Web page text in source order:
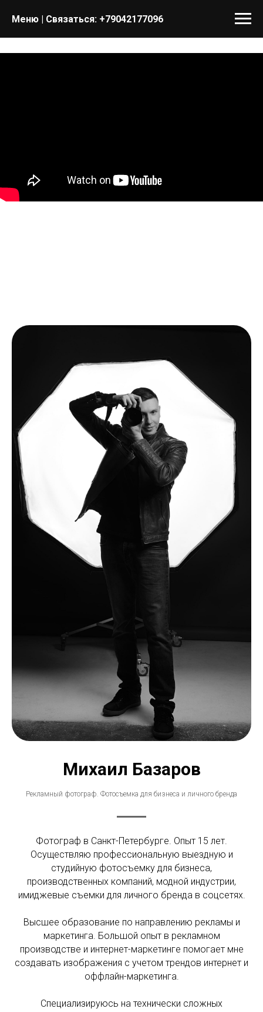
Меню | Связаться: +79042177096
Михаил Базаров
Рекламный фотограф. Фотосъемка для бизнеса и личного бренда
Фотограф в Санкт-Петербурге. Опыт 15 лет.
Осуществляю профессиональную выездную и
студийную фотосъемку для бизнеса,
производственных компаний, модной индустрии,
имиджевые съемки для личного бренда в соцсетях.
Высшее образование по направлению рекламы и
маркетинга. Большой опыт в рекламном
производстве и интернет-маркетинге помогает мне
создавать изображения с учетом трендов интернет и
оффлайн-маркетинга.
Специализируюсь на технически сложных